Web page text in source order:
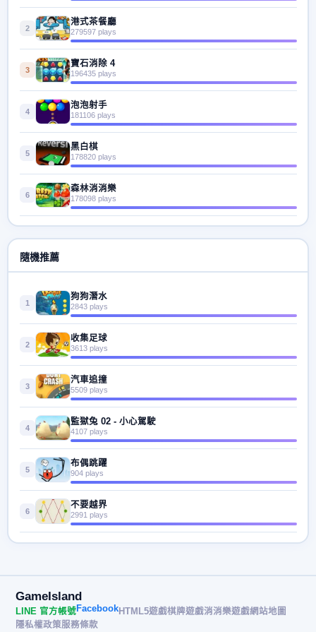
2
港式茶餐廳
279597 plays
3
寶石消除 4
196435 plays
4
泡泡射手
181106 plays
5
黑白棋
178820 plays
6
森林消消樂
178098 plays
隨機推薦
1
狗狗潛水
2843 plays
2
收集足球
3613 plays
3
汽車追撞
5509 plays
4
監獄兔 02 - 小心駕駛
4107 plays
5
布偶跳躍
904 plays
6
不要越界
2991 plays
GameIsland
LINE 官方帳號FacebookHTML5遊戲棋牌遊戲消消樂遊戲網站地圖
隱私權政策服務條款